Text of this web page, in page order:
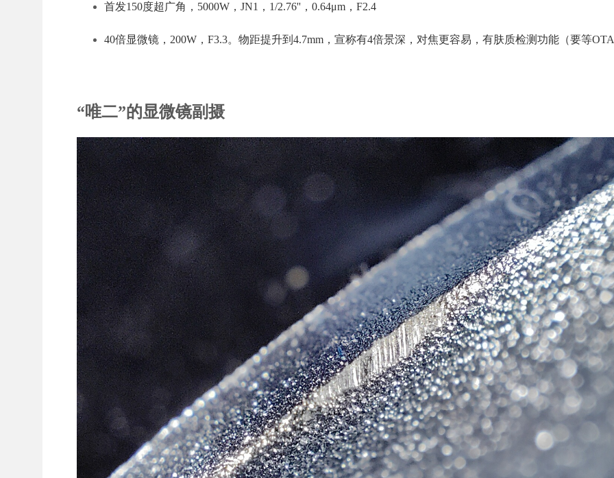
首发150度超广角，5000W，JN1，1/2.76''，0.64μm，F2.4
40倍显微镜，200W，F3.3。物距提升到4.7mm，宣称有4倍景深，对焦更容易，有肤质检测功能（要等
“唯二”的显微镜副摄